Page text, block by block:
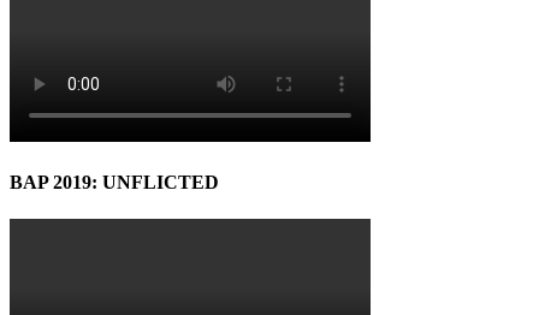
BAP 2019: UNFLICTED